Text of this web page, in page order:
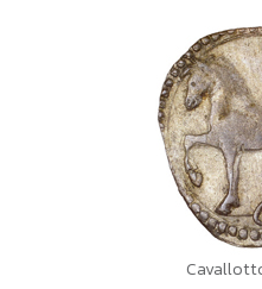
DOMANDA CONTRIBUTI
COMUNICAZIONE